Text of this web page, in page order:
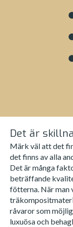
Det är
Märk väl att det
det finns av alla
Det är många
beträffande
fötterna. När man
råvaror som
luxuösa och